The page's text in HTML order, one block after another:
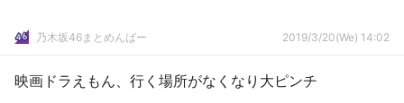
乃木坂46まとめんばー 2019/3/20(We) 14:02
映画ドラえもん、行く場所がなくなり大ピンチ